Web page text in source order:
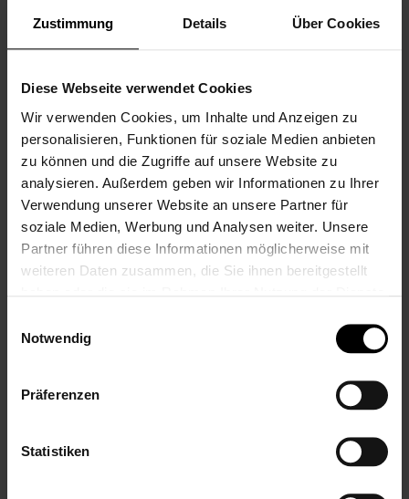
Zustimmung Details Über Cookies
Diese Webseite verwendet Cookies
Wir verwenden Cookies, um Inhalte und Anzeigen zu
personalisieren, Funktionen für soziale Medien anbieten
zu können und die Zugriffe auf unsere Website zu
analysieren. Außerdem geben wir Informationen zu Ihrer
Verwendung unserer Website an unsere Partner für
soziale Medien, Werbung und Analysen weiter. Unsere
Partner führen diese Informationen möglicherweise mit
weiteren Daten zusammen, die Sie ihnen bereitgestellt
Notwendig
Präferenzen
Statistiken
LALALO Schaf
Namenskette,
Schaf
Schlüsselanhänger
mit Namen,
Prägung
Wunschname,
Geschenk zur
9,99 €
LALALO Schaf
Namenskette Rosa
Pink, mit Namen
geprägt,
personalisierte
Kette mit